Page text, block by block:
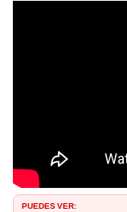
PUEDES VER: